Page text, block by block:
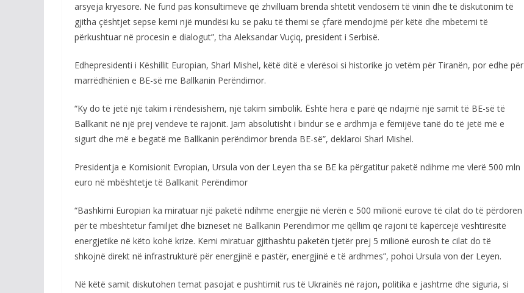
arsyeja kryesore. Në fund pas konsultimeve që zhvilluam brenda shtetit vendosëm të vinin dhe të diskutonim të
gjitha çështjet sepse kemi një mundësi ku se paku të themi se çfarë mendojmë për këtë dhe mbetemi të
përkushtuar në procesin e dialogut”, tha Aleksandar Vuçiq, president i Serbisë.
Edhepresidenti i Këshillit Europian, Sharl Mishel, këtë ditë e vlerësoi si historike jo vetëm për Tiranën, por edhe për
marrëdhënien e BE-së me Ballkanin Perëndimor.
“Ky do të jetë një takim i rëndësishëm, një takim simbolik. Është hera e parë që ndajmë një samit të BE-së të
Ballkanit në një prej vendeve të rajonit. Jam absolutisht i bindur se e ardhmja e fëmijëve tanë do të jetë më e
sigurt dhe më e begatë me Ballkanin perëndimor brenda BE-së”, deklaroi Sharl Mishel.
Presidentja e Komisionit Evropian, Ursula von der Leyen tha se BE ka përgatitur paketë ndihme me vlerë 500 mln
euro në mbështetje të Ballkanit Perëndimor
“Bashkimi Europian ka miratuar një paketë ndihme energjie në vlerën e 500 milionë eurove të cilat do të përdoren
për të mbështetur familjet dhe bizneset në Ballkanin Perëndimor me qëllim që rajoni të kapërcejë vështirësitë
energjetike në këto kohë krize. Kemi miratuar gjithashtu paketën tjetër prej 5 milionë eurosh te cilat do të
shkojnë direkt në infrastrukturë për energjinë e pastër, energjinë e të ardhmes”, pohoi Ursula von der Leyen.
Në këtë samit diskutohen temat pasojat e pushtimit rus të Ukrainës në rajon, politika e jashtme dhe siguria, si